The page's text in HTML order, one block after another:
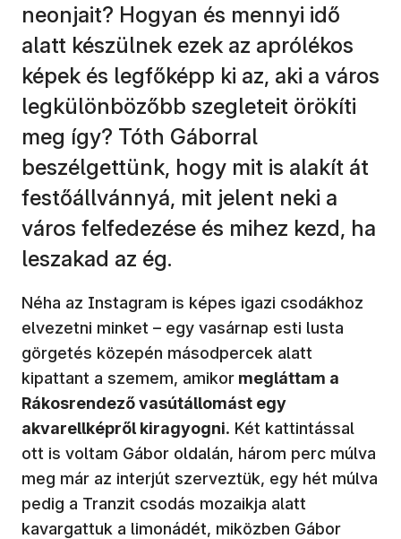
neonjait? Hogyan és mennyi idő
alatt készülnek ezek az aprólékos
képek és legfőképp ki az, aki a város
legkülönbözőbb szegleteit örökíti
meg így? Tóth Gáborral
beszélgettünk, hogy mit is alakít át
festőállvánnyá, mit jelent neki a
város felfedezése és mihez kezd, ha
leszakad az ég.
Néha az Instagram is képes igazi csodákhoz
elvezetni minket – egy vasárnap esti lusta
görgetés közepén másodpercek alatt
kipattant a szemem, amikor megláttam a
Rákosrendező vasútállomást egy
akvarellképről kiragyogni. Két kattintással
ott is voltam Gábor oldalán, három perc múlva
meg már az interjút szerveztük, egy hét múlva
pedig a Tranzit csodás mozaikja alatt
kavargattuk a limonádét, miközben Gábor